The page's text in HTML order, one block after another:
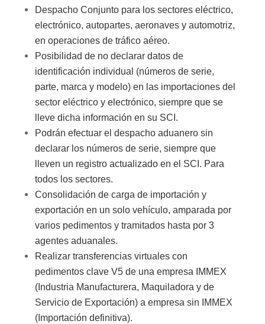
Despacho Conjunto para los sectores eléctrico,
electrónico, autopartes, aeronaves y automotriz,
en operaciones de tráfico aéreo.
Posibilidad de no declarar datos de
identificación individual (números de serie,
parte, marca y modelo) en las importaciones del
sector eléctrico y electrónico, siempre que se
lleve dicha información en su SCI.
Podrán efectuar el despacho aduanero sin
declarar los números de serie, siempre que
lleven un registro actualizado en el SCI. Para
todos los sectores.
Consolidación de carga de importación y
exportación en un solo vehículo, amparada por
varios pedimentos y tramitados hasta por 3
agentes aduanales.
Realizar transferencias virtuales con
pedimentos clave V5 de una empresa IMMEX
(Industria Manufacturera, Maquiladora y de
Servicio de Exportación) a empresa sin IMMEX
(Importación definitiva).